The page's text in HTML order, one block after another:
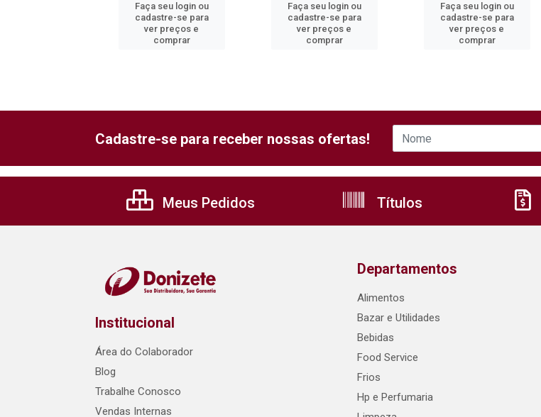
Faça seu login ou
cadastre-se para
ver preços e
comprar
Faça seu login ou
cadastre-se para
ver preços e
comprar
Faça seu login ou
cadastre-se para
ver preços e
comprar
Cadastre-se para receber nossas ofertas!
Meus Pedidos Títulos
Institucional
Área do Colaborador
Blog
Trabalhe Conosco
Vendas Internas
Departamentos
Alimentos
Bazar e Utilidades
Bebidas
Food Service
Frios
Hp e Perfumaria